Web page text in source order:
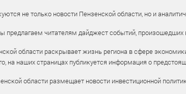
не только новости Пензенской области, но и
предлагаем читателям дайджест событий,
области раскрывает жизнь региона в сфере
на наших страницах публикуется информация о
области размещает новости инвестиционной